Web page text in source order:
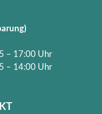
– 17:00 Uhr
– 14:00 Uhr